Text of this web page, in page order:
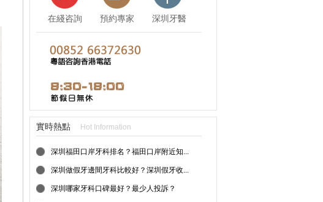
在綫咨詢 預約專家
深圳牙醫
實時熱點 Hot Information
深圳福田口岸牙科排名？福田口岸附近知...
深圳做假牙邊間牙科比較好？深圳假牙收...
深圳哪家牙科口碑最好？最少人投訴？